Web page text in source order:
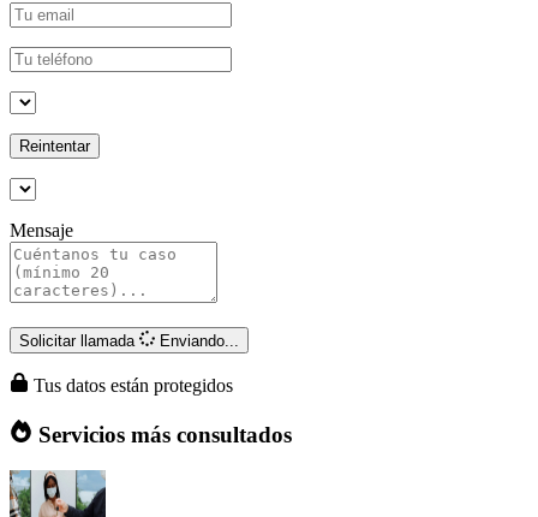
Reintentar
Mensaje
Solicitar llamada Enviando...
Tus datos están protegidos
Servicios más consultados